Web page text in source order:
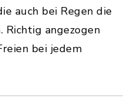
auch bei Regen die
Richtig angezogen
bei jedem